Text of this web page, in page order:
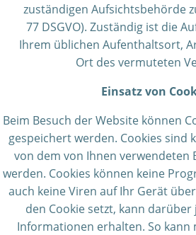
zuständigen Aufsichtsbehörde
77 DSGVO). Zuständig ist die
Ihrem üblichen Aufenthaltsort,
Ort des vermuteten
Einsatz von
Beim Besuch der Website können
gespeichert werden. Cookies sind
von dem von Ihnen verwendeten
werden. Cookies können keine
auch keine Viren auf Ihr Gerät
den Cookie setzt, kann
Informationen erhalten. So kann